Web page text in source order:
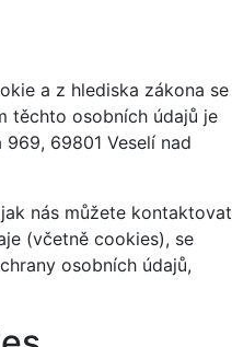
a z hlediska zákona se
těchto osobních údajů je
969, 69801 Veselí nad
nás můžete kontaktovat
(včetně cookies), se
osobních údajů,